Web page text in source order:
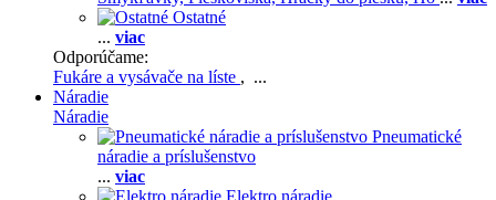
Ostatné
... viac
Odporúčame:
Fukáre a vysávače na líste , ...
Náradie
Náradie
Pneumatické
náradie a príslušenstvo
... viac
Elektro náradie